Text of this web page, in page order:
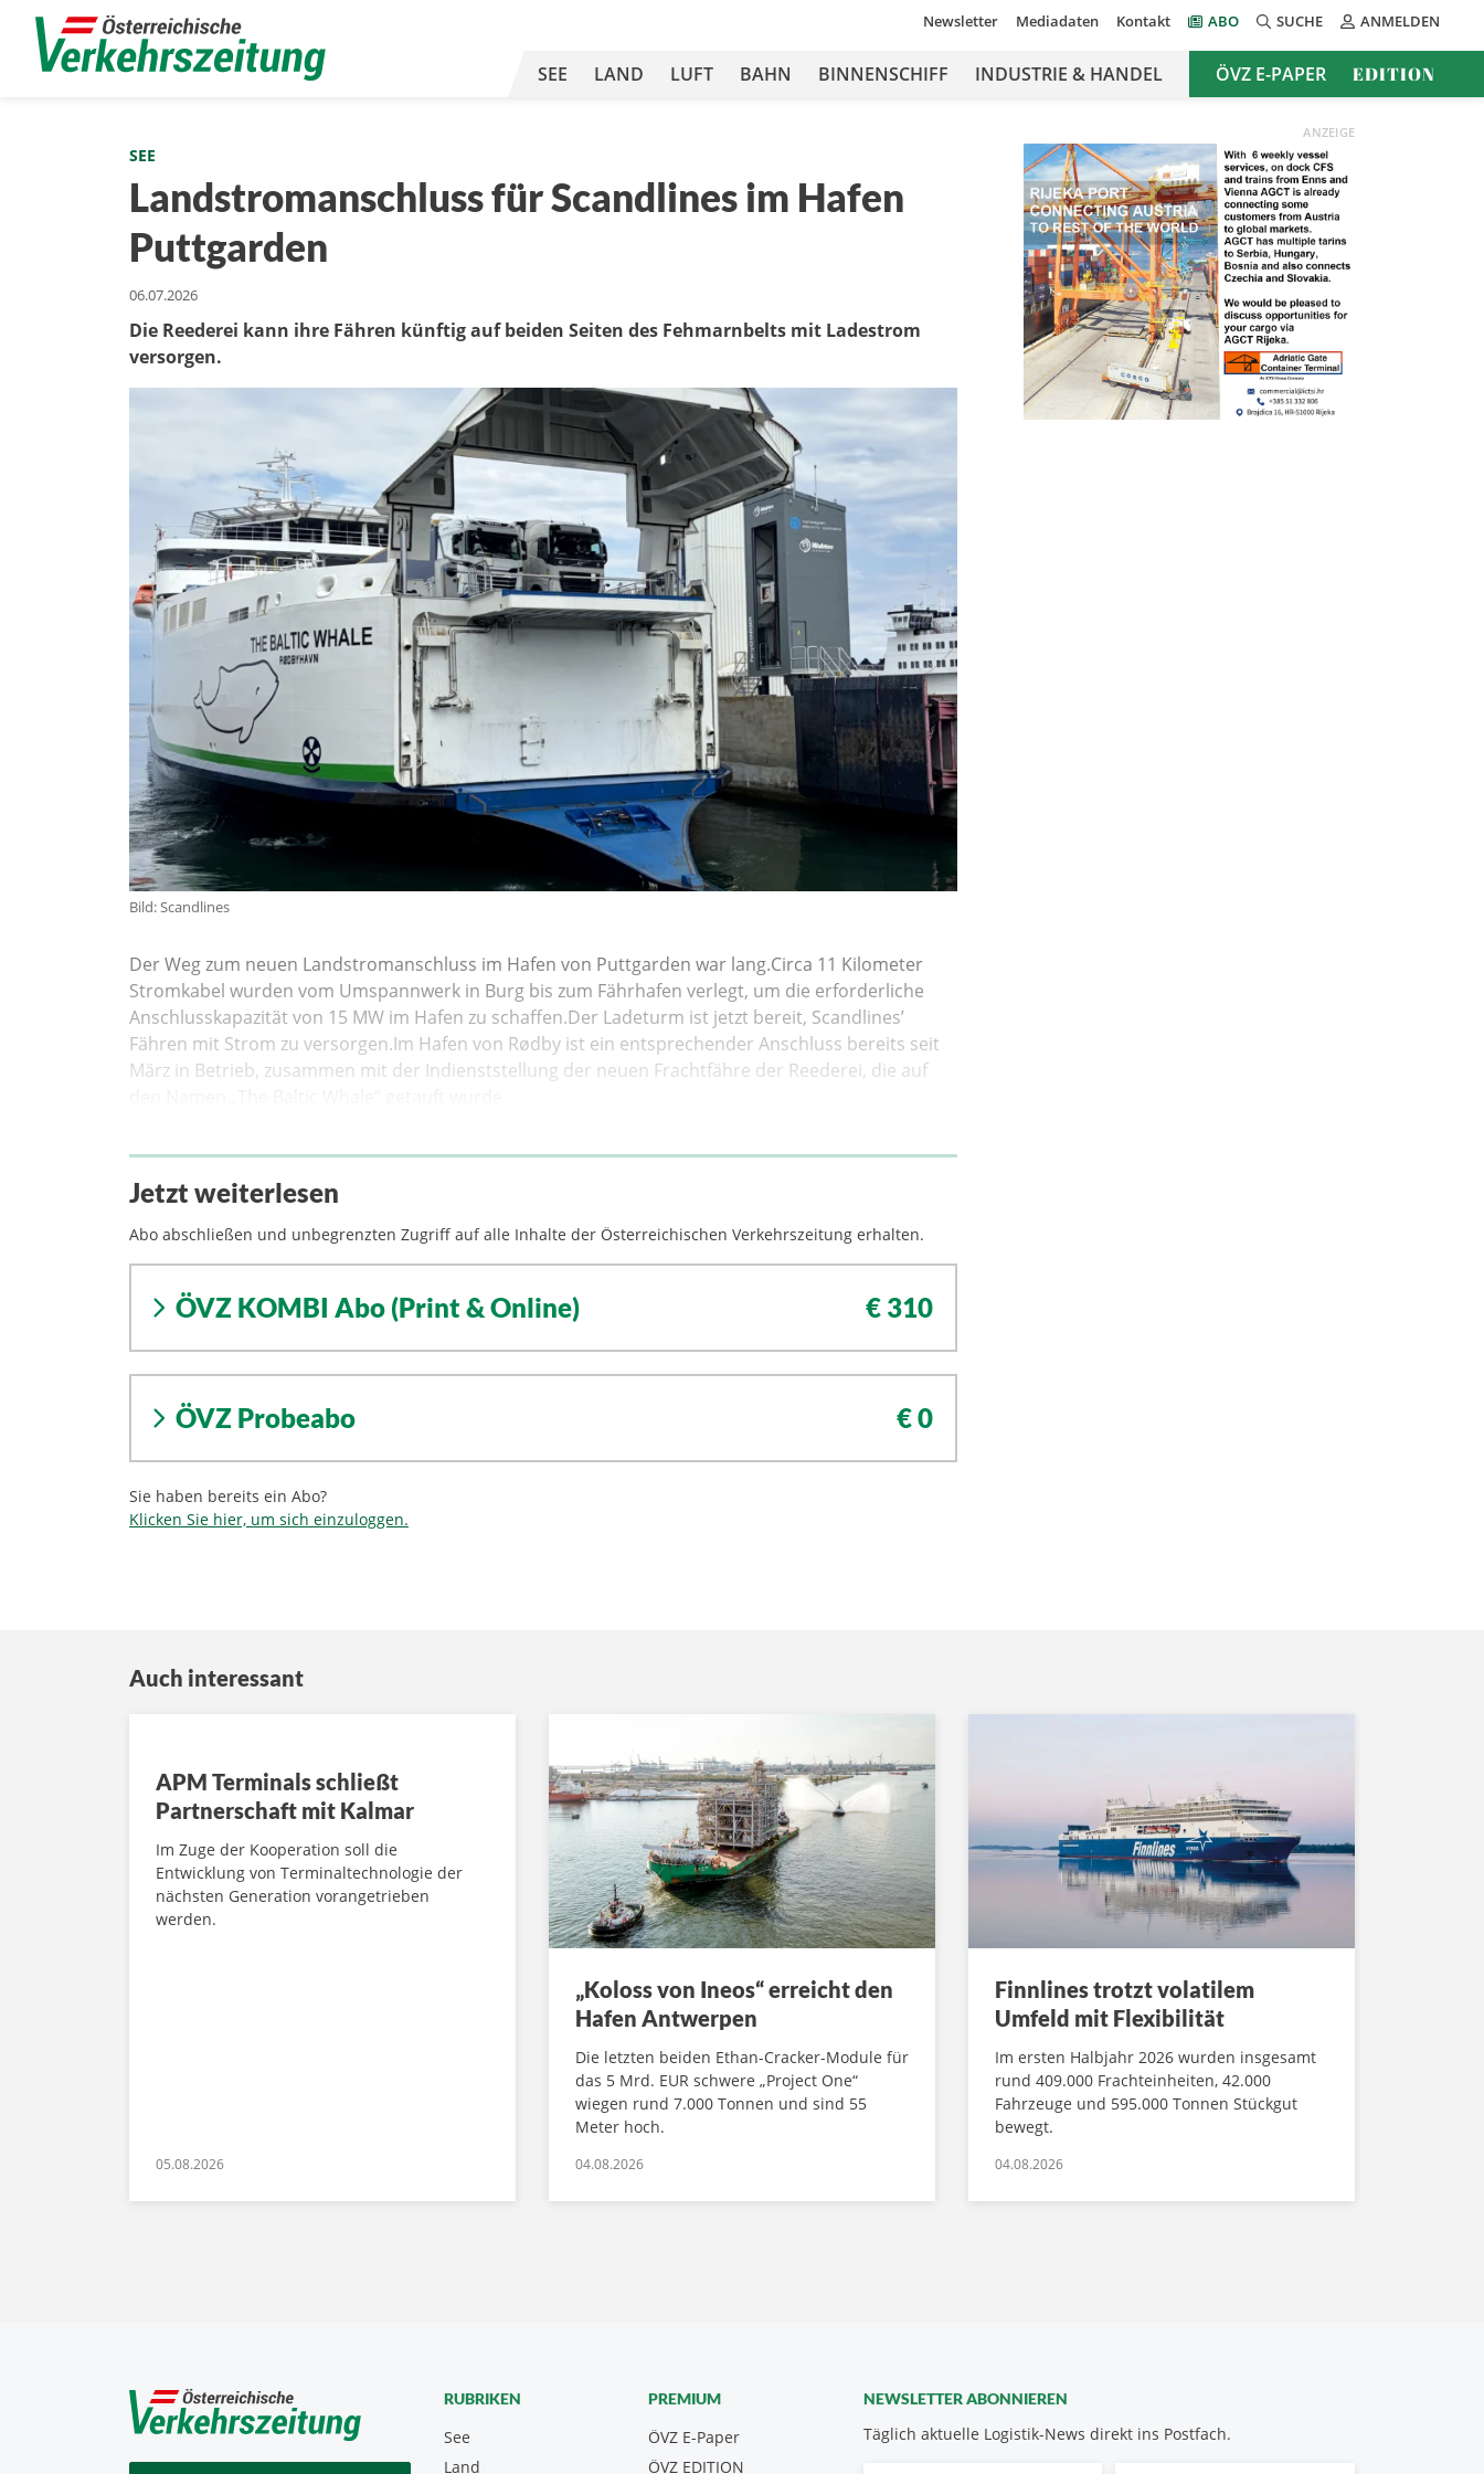
Newsletter Mediadaten Kontakt ABO SUCHE ANMELDEN
SEE LAND LUFT BAHN BINNENSCHIFF INDUSTRIE & HANDEL ÖVZ E-PAPER EDITION
SEE
Landstromanschluss für Scandlines im Hafen
Puttgarden
06.07.2026
Die Reederei kann ihre Fähren künftig auf beiden Seiten des Fehmarnbelts mit Ladestrom
versorgen.
Bild: Scandlines
Der Weg zum neuen Landstromanschluss im Hafen von Puttgarden war lang.Circa 11 Kilometer
Stromkabel wurden vom Umspannwerk in Burg bis zum Fährhafen verlegt, um die erforderliche
Anschlusskapazität von 15 MW im Hafen zu schaffen.Der Ladeturm ist jetzt bereit, Scandlines’
Fähren mit Strom zu versorgen.Im Hafen von Rødby ist ein entsprechender Anschluss bereits seit
März in Betrieb, zusammen mit der Indienststellung der neuen Frachtfähre der Reederei, die auf
Jetzt weiterlesen
Abo abschließen und unbegrenzten Zugriff auf alle Inhalte der Österreichischen Verkehrszeitung erhalten.
ÖVZ KOMBI Abo (Print & Online) € 310
ÖVZ Probeabo € 0
Sie haben bereits ein Abo?
Klicken Sie hier, um sich einzuloggen.
ANZEIGE
Auch interessant
APM Terminals schließt
Partnerschaft mit Kalmar
Im Zuge der Kooperation soll die
Entwicklung von Terminaltechnologie der
nächsten Generation vorangetrieben
werden.
05.08.2026
„Koloss von Ineos“ erreicht den
Hafen Antwerpen
Die letzten beiden Ethan-Cracker-Module für
das 5 Mrd. EUR schwere „Project One“
wiegen rund 7.000 Tonnen und sind 55
Meter hoch.
04.08.2026
Finnlines trotzt volatilem
Umfeld mit Flexibilität
Im ersten Halbjahr 2026 wurden insgesamt
rund 409.000 Frachteinheiten, 42.000
Fahrzeuge und 595.000 Tonnen Stückgut
bewegt.
04.08.2026
NEWSLETTER ABONNIEREN
Täglich aktuelle Logistik-News direkt ins Postfach.
RUBRIKEN
See
Land
PREMIUM
ÖVZ E-Paper
ÖVZ EDITION